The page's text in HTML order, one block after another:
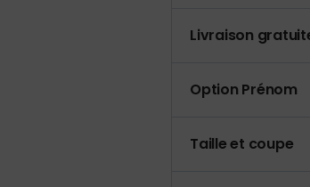
Livraison
Option Prénom
Taille et coupe